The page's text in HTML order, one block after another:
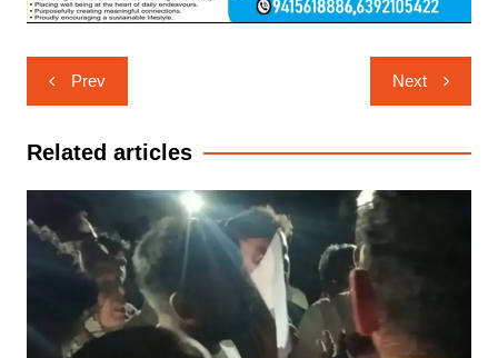
Post
navigation
Prev Next
Related articles